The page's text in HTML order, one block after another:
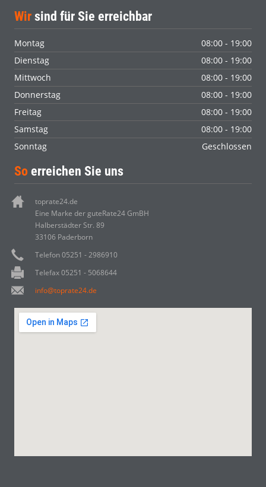
Wir sind für Sie erreichbar
Montag
08:00 - 19:00
Dienstag
08:00 - 19:00
Mittwoch
08:00 - 19:00
Donnerstag
08:00 - 19:00
Freitag
08:00 - 19:00
Samstag
08:00 - 19:00
Sonntag
Geschlossen
So erreichen Sie uns
toprate24.de
Eine Marke der guteRate24 GmBH
Halberstädter Str. 89
33106 Paderborn
Telefon 05251 - 2986910
Telefax 05251 - 5068644
info@toprate24.de